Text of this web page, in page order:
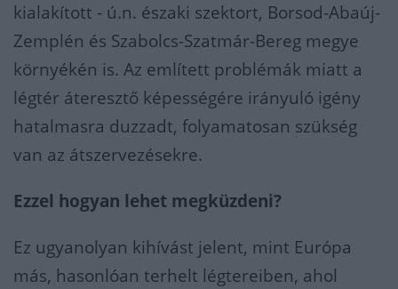
kialakított - ú.n. északi szektort, Borsod-Abaúj-
Zemplén és Szabolcs-Szatmár-Bereg megye
környékén is. Az említett problémák miatt a
légtér áteresztő képességére irányuló igény
hatalmasra duzzadt, folyamatosan szükség
van az átszervezésekre.
Ezzel hogyan lehet megküzdeni?
Ez ugyanolyan kihívást jelent, mint Európa
más, hasonlóan terhelt légtereiben, ahol